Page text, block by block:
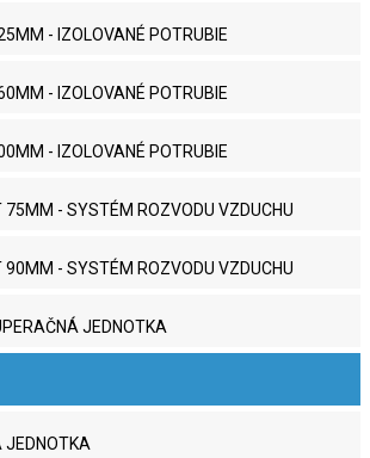
- IZOLOVANÉ POTRUBIE
- IZOLOVANÉ POTRUBIE
- IZOLOVANÉ POTRUBIE
75MM - SYSTÉM ROZVODU VZDUCHU
90MM - SYSTÉM ROZVODU VZDUCHU
JEDNOTKA
JEDNOTKA